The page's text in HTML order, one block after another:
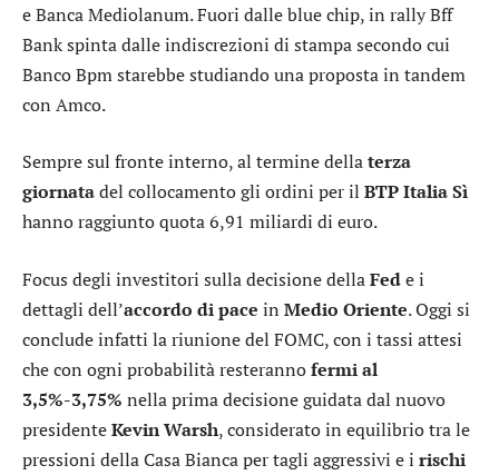
eBanca Mediolanum. Fuori dalle blue chip, in rallyBff
Bankspinta dalle indiscrezioni di stampa secondo cui
Banco Bpm starebbe studiando una proposta in tandem
con Amco.
Sempre sul fronte interno, al termine dellaterza
giornatadel collocamento gli ordini per il BTP Italia Sì
hanno raggiunto quota 6,91 miliardi di euro.
Focus degli investitori sulla decisione dellaFede i
dettagli dell’accordo di pace in Medio Oriente. Oggi si
conclude infatti la riunione del FOMC, con i tassi attesi
che con ogni probabilità resterannofermi al
3,5%-3,75% nella prima decisione guidata dal nuovo
presidenteKevin Warsh, considerato in equilibrio tra le
pressioni della Casa Bianca per tagli aggressivi e i rischi